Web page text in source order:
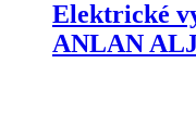
Elektrické
ANLAN